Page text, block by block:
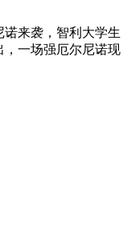
来袭，智利大学生
，一场强厄尔尼诺现